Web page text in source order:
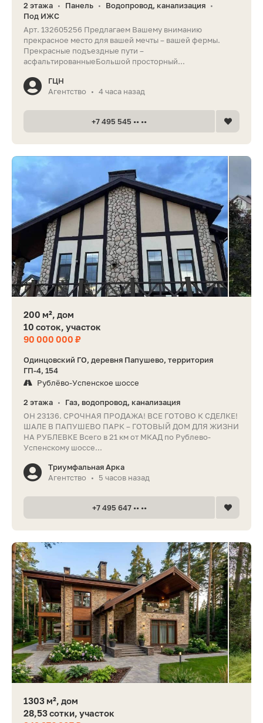
2 этажа • Панель • Водопровод, канализация •
Под ИЖС
Арт. 132605256 Предлагаем Вашему вниманию
прекрасное место для вашей мечты – вашей фермы.
Прекрасные подъездные пути –
асфальтированныеБольшой просторный...
ГЦН
Агентство
• 4 часа назад
+7 495 545 •• ••
200 м², дом
10 соток, участок
90 000 000 ₽
Одинцовский ГО, деревня Папушево, территория
ГП-4, 154
Рублёво-Успенское шоссе
2 этажа •
Газ, водопровод, канализация
ОН 23136. СРОЧНАЯ ПРОДАЖА! ВСЕ ГОТОВО К СДЕЛКЕ!
ШАЛЕ В ПАПУШЕВО ПАРК – ГОТОВЫЙ ДОМ ДЛЯ ЖИЗНИ
НА РУБЛЕВКЕ Всего в 21 км от МКАД по Рублево-
Успенскому шоссе...
Триумфальная Арка
Агентство
• 5 часов назад
+7 495 647 •• ••
1303 м², дом
28,53 сотки, участок